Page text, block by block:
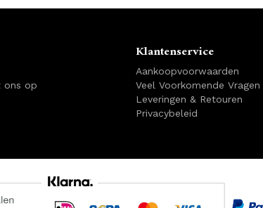
ons op
Klantenservice
Aankoopvoorwaarden
Veel Voorkomende Vragen
Leveringen & Retouren
Privacybeleid